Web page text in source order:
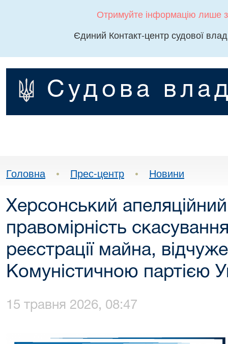
Отримуйте інформацію лише
Єдиний Контакт-центр судової
Судова
Головна • Прес-центр • Новини
Херсонський
правомірність
реєстрації майна,
Комуністичною партією
15 травня 2026, 08:47